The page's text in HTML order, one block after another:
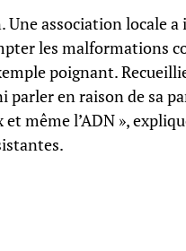
Une association locale
les malformations
poignant.
parler en raison de sa
même l’ADN »,